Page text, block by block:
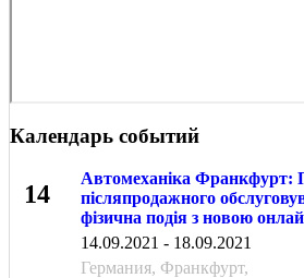
Календарь событий
14
Автомеханіка Франкфурт:
післяпродажного
фізична подія з новою
14.09.2021 - 18.09.2021
Германия, Франкфурт,